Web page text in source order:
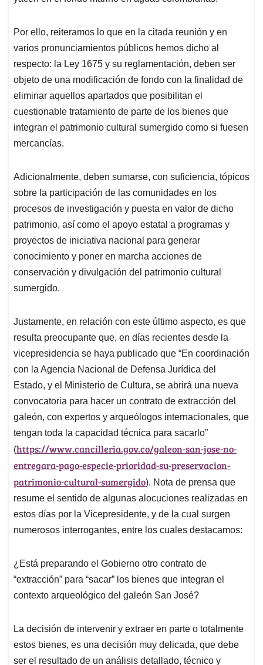
Por ello, reiteramos lo que en la citada reunión y en
varios pronunciamientos públicos hemos dicho al
respecto: la Ley 1675 y su reglamentación, deben ser
objeto de una modificación de fondo con la finalidad de
eliminar aquellos apartados que posibilitan el
cuestionable tratamiento de parte de los bienes que
integran el patrimonio cultural sumergido como si fuesen
mercancías.
Adicionalmente, deben sumarse, con suficiencia, tópicos
sobre la participación de las comunidades en los
procesos de investigación y puesta en valor de dicho
patrimonio, así como el apoyo estatal a programas y
proyectos de iniciativa nacional para generar
conocimiento y poner en marcha acciones de
conservación y divulgación del patrimonio cultural
sumergido.
Justamente, en relación con este último aspecto, es que
resulta preocupante que, en días recientes desde la
vicepresidencia se haya publicado que “En coordinación
con la Agencia Nacional de Defensa Jurídica del
Estado, y el Ministerio de Cultura, se abrirá una nueva
convocatoria para hacer un contrato de extracción del
galeón, con expertos y arqueólogos internacionales, que
tengan toda la capacidad técnica para sacarlo”
(https://www.cancilleria.gov.co/galeon-san-jose-no-
entregara-pago-especie-prioridad-su-preservacion-
patrimonio-cultural-sumergido). Nota de prensa que
resume el sentido de algunas alocuciones realizadas en
estos días por la Vicepresidente, y de la cual surgen
numerosos interrogantes, entre los cuales destacamos:
¿Está preparando el Gobierno otro contrato de
“extracción” para “sacar” los bienes que integran el
contexto arqueológico del galeón San José?
La decisión de intervenir y extraer en parte o totalmente
estos bienes, es una decisión muy delicada, que debe
ser el resultado de un análisis detallado, técnico y